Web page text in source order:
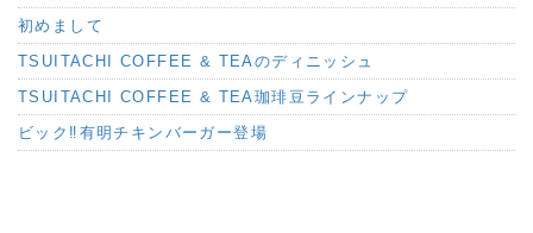
初めまして
TSUITACHI COFFEE & TEAのディニッシュ
TSUITACHI COFFEE & TEA珈琲豆ラインナップ
ビック‼︎有明チキンバーガー登場